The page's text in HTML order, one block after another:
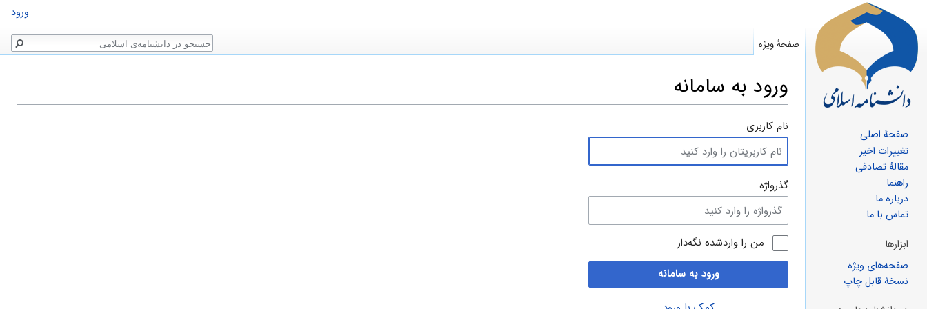
ورود به سامانه
پرش
ناوبری
پرش
جستجو
نام کاربری
گذرواژه
من را واردشده نگه‌دار
ورود به سامانه
ورود
صفحهٔ ویژه جستجو
صفحهٔ اصلی
تغییرات اخیر
مقالهٔ تصادفی
راهنما
درباره ما
تماس با ما
ابزارها
صفحه‌های ویژه
نسخهٔ قابل چاپ